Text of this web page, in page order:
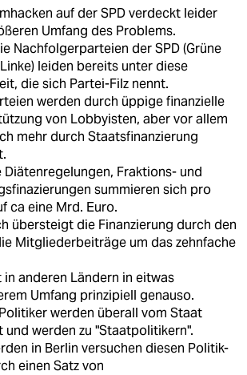
auf der SPD verdeckt leider
Umfang des Problems.
Nachfolgerparteien der SPD (Grüne
leiden bereits unter diese
die sich Partei-Filz nennt.
werden durch üppige finanzielle
von Lobbyisten, aber vor allem
mehr durch Staatsfinanzierung
Diätenregelungen, Fraktions- und
summieren sich pro
ca eine Mrd. Euro.
übersteigt die Finanzierung durch den
Mitgliederbeiträge um das zehnfache
in anderen Ländern in eitwas
Umfang prinzipiell genauso.
werden überall vom Staat
und werden zu "Staatpolitikern".
in Berlin versuchen diesen Politik-
einen Satz von